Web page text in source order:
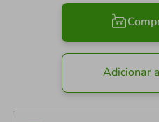
Adicionar